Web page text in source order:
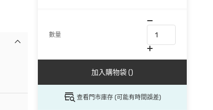
數量
加入購物袋 ()
查看門市庫存 (可能有時間誤差)